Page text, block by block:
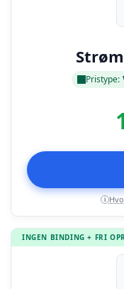
Pristype:
i
INGEN BINDING + FRI